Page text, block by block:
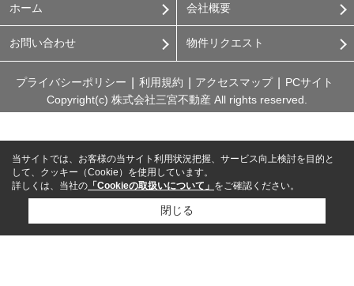
ホーム 会社概要
お問い合わせ 物件リクエスト
プライバシーポリシー 利用規約 アクセスマップ
PCサイト
Copyright(c) 株式会社三宮不動産 All rights reserved.
当サイトでは、お客様の当サイト利用状況把握、サービス向上検討を目的と
して、クッキー（Cookie）を使用しています。
詳しくは、当社の 「Cookieの取扱いについて」 をご確認ください。
閉じる